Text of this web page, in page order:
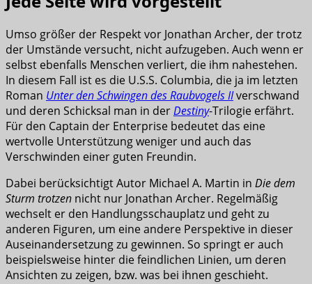
Umso größer der Respekt vor Jonathan Archer, der trotz
der Umstände versucht, nicht aufzugeben. Auch wenn er
selbst ebenfalls Menschen verliert, die ihm nahestehen.
In diesem Fall ist es die U.S.S. Columbia, die ja im letzten
Roman Unter den Schwingen des Raubvogels IIverschwand
und deren Schicksal man in derDestiny-Trilogie erfährt.
Für den Captain der Enterprise bedeutet das eine
wertvolle Unterstützung weniger und auch das
Verschwinden einer guten Freundin.
Dabei berücksichtigt Autor Michael A. Martin in Die dem
Sturm trotzen nicht nur Jonathan Archer. Regelmäßig
wechselt er den Handlungsschauplatz und geht zu
anderen Figuren, um eine andere Perspektive in dieser
Auseinandersetzung zu gewinnen. So springt er auch
beispielsweise hinter die feindlichen Linien, um deren
Ansichten zu zeigen, bzw. was bei ihnen geschieht.